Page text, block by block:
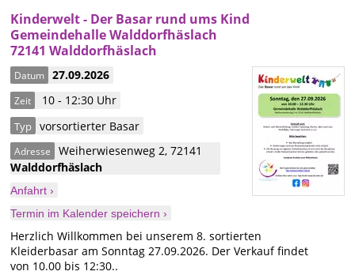
Kinderwelt - Der Basar rund ums Kind
Gemeindehalle Walddorfhäslach
72141 Walddorfhäslach
Datum 27.09.2026
Zeit 10 - 12:30 Uhr
Typ vorsortierter Basar
Adresse Weiherwiesenweg 2,72141
Walddorfhäslach
Anfahrt ›
Termin im Kalender speichern ›
Herzlich Willkommen bei unserem 8. sortierten
Kleiderbasar am Sonntag 27.09.2026. Der Verkauf findet
von 10.00 bis 12:30..